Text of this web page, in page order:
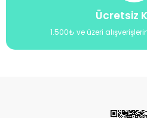
Ücretsiz
1.500₺ ve üzeri